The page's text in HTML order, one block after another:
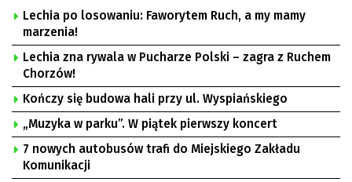
Lechia po losowaniu: Faworytem Ruch, a my mamy
marzenia!
Lechia zna rywala w Pucharze Polski – zagra z Ruchem
Chorzów!
Kończy się budowa hali przy ul. Wyspiańskiego
„Muzyka w parku”. W piątek pierwszy koncert
7 nowych autobusów trafi do Miejskiego Zakładu
Komunikacji